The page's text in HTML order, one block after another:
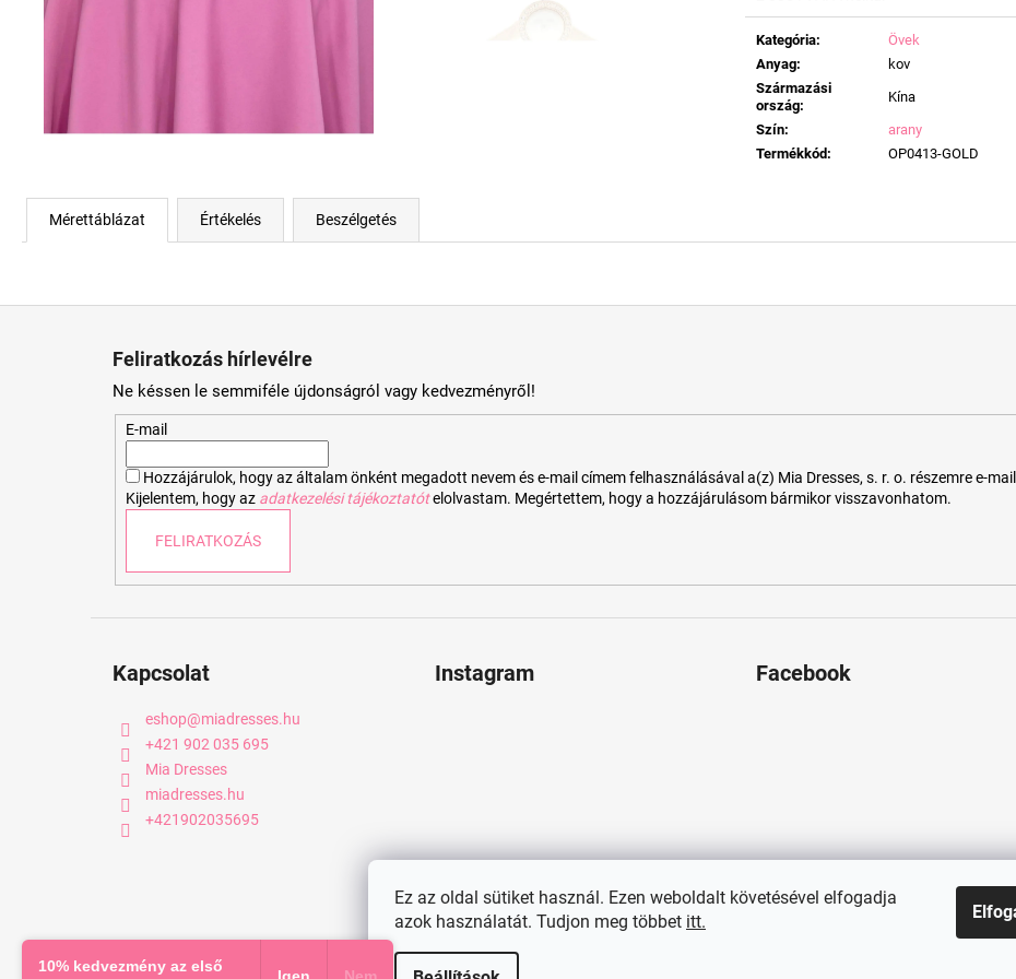
Ez az oldal sütiket használ. Ezen weboldalt követésével elfogadja
azok használatát. Tudjon meg többet itt.
Egységár:
Kategória:
Övek
Anyag:
kov
Származási
ország:
Kína
Szín:
arany
Termékkód: OP0413-GOLD
Mérettáblázat Értékelés Beszélgetés
Feliratkozás hírlevélre
Ne késsen le semmiféle újdonságról vagy kedvezményről!
E-mail
Hozzájárulok, hogy az általam önként megadott nevem és e-mail címem felhasználásával a(z) Mia Dresses, s. r. o. részemre e-
Kijelentem, hogy az adatkezelési tájékoztatót elolvastam. Megértettem, hogy a hozzájárulásom bármikor visszavonhatom.
FELIRATKOZÁS
Kapcsolat
eshop@miadresses.hu
+421 902 035 695
Mia Dresses
miadresses.hu
+421902035695
Instagram Facebook
Copyright 2026miadresses.hu
10% kedvezmény az első